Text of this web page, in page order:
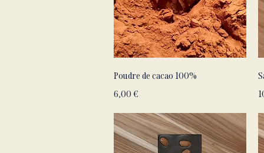
Aperçu rapide
Poudre de cacao 100%
Prix
6,00 €